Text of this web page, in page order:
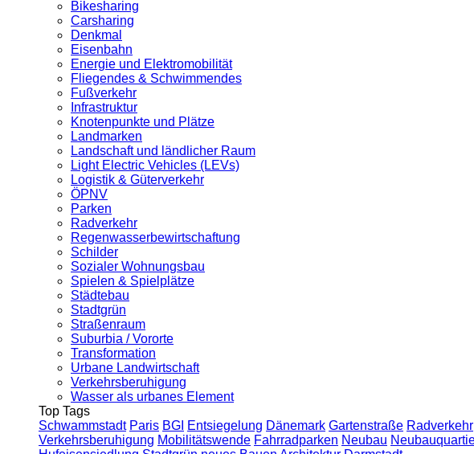
Bikesharing
Carsharing
Denkmal
Eisenbahn
Energie und Elektromobilität
Fliegendes & Schwimmendes
Fußverkehr
Infrastruktur
Knotenpunkte und Plätze
Landmarken
Landschaft und ländlicher Raum
Light Electric Vehicles (LEVs)
Logistik & Güterverkehr
ÖPNV
Parken
Radverkehr
Regenwasserbewirtschaftung
Schilder
Sozialer Wohnungsbau
Spielen & Spielplätze
Städtebau
Stadtgrün
Straßenraum
Suburbia / Vororte
Transformation
Urbane Landwirtschaft
Verkehrsberuhigung
Wasser als urbanes Element
Top Tags
Schwammstadt Paris BGI Entsiegelung Dänemark Gartenstraße Radverkehr
Verkehrsberuhigung Mobilitätswende Fahrradparken Neubau